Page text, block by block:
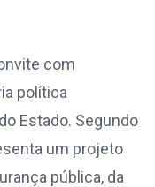
com
política
Estado. Segundo
um projeto
pública, da